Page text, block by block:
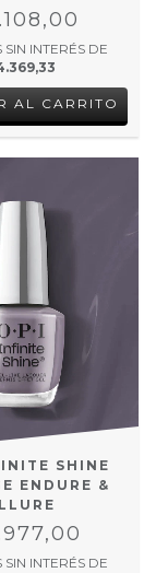
SIN INTERÉS DE
SHINE
ENDURE &
SIN INTERÉS DE